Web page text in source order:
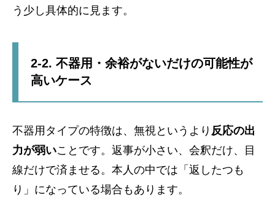
う少し具体的に見ます。
2-2. 不器用・余裕がないだけの可能性が
高いケース
不器用タイプの特徴は、無視というより 反応の出
力が弱いことです。返事が小さい、会釈だけ、目
線だけで済ませる。本人の中では「返したつも
り」になっている場合もあります。